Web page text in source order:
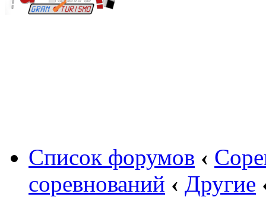
Список форумов ‹
соревнований ‹ Другие